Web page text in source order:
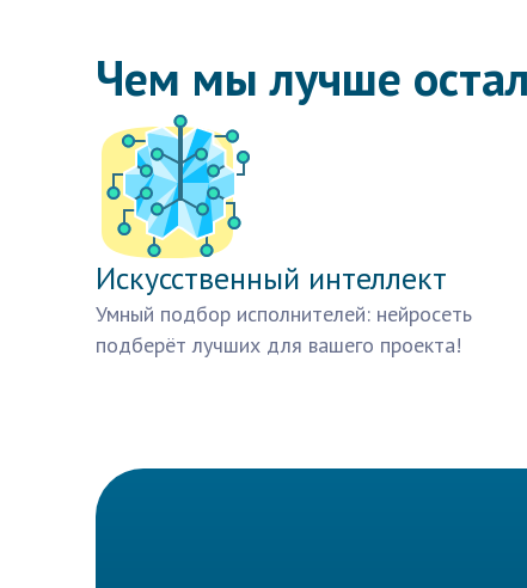
Чем мы лучше
Искусственный интеллект
Умный подбор исполнителей: нейросеть
подберёт лучших для вашего проекта!